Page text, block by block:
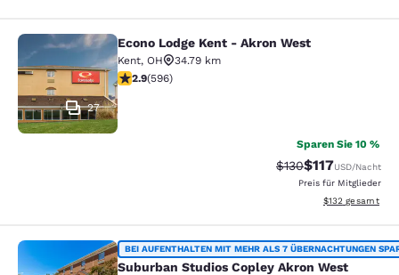
Econo Lodge Kent - Akron West
27
Econo Lodge Kent - Akron West
Kent, OH
34.79 km
2.92-Sterne-Bewertung. Mittelmäßig. 596
2.9(596)
Sparen Sie 10 %
Durchgestrichener
$130Vergünstigter
$117USD/Nacht
Preis für Mitglieder
Geschätzte
$132 gesamt
Suburban Studios Copley Akron
BEI AUFENTHALTEN MIT MEHR ALS 7 ÜBERNACHTUNGEN
Suburban Studios Copley Akron West